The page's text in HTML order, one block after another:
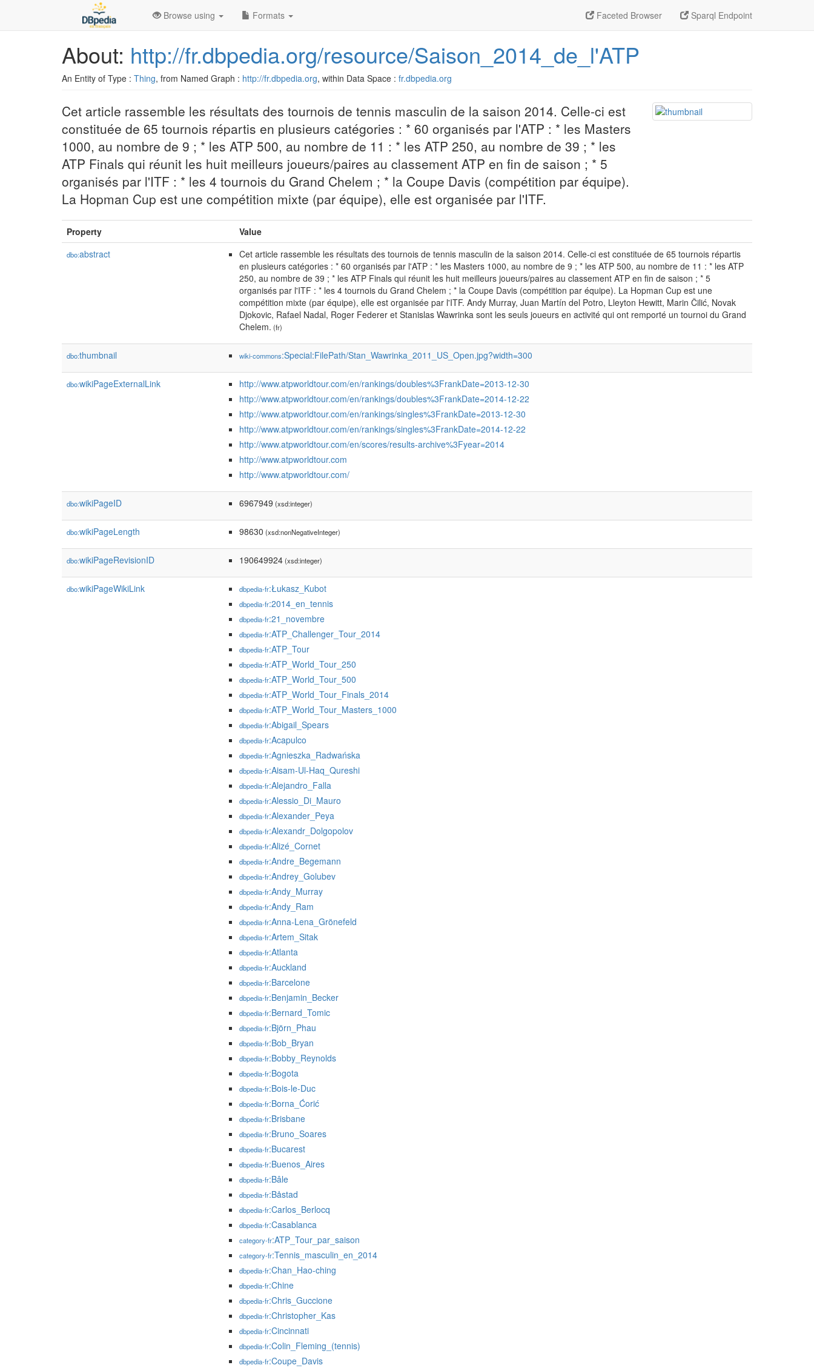
Faceted Browser Sparql Endpoint
Browse using Formats
About: http://fr.dbpedia.org/resource/Saison_2014_de_l'ATP
An Entity of Type : Thing, from Named Graph : http://fr.dbpedia.org, within Data Space : fr.dbpedia.org
Cet article rassemble les résultats des tournois de tennis masculin de la saison 2014. Celle-ci est
constituée de 65 tournois répartis en plusieurs catégories : * 60 organisés par l'ATP : * les Masters
1000, au nombre de 9 ; * les ATP 500, au nombre de 11 : * les ATP 250, au nombre de 39 ; * les
ATP Finals qui réunit les huit meilleurs joueurs/paires au classement ATP en fin de saison ; * 5
organisés par l'ITF : * les 4 tournois du Grand Chelem ; * la Coupe Davis (compétition par équipe).
La Hopman Cup est une compétition mixte (par équipe), elle est organisée par l'ITF.
Property Value
dbo:abstract
Cet article rassemble les résultats des tournois de tennis masculin de la saison 2014. Celle-ci est constituée de 65 tournois répartis
en plusieurs catégories : * 60 organisés par l'ATP : * les Masters 1000, au nombre de 9 ; * les ATP 500, au nombre de 11 : * les ATP
250, au nombre de 39 ; * les ATP Finals qui réunit les huit meilleurs joueurs/paires au classement ATP en fin de saison ; * 5
organisés par l'ITF : * les 4 tournois du Grand Chelem ; * la Coupe Davis (compétition par équipe). La Hopman Cup est une
compétition mixte (par équipe), elle est organisée par l'ITF. Andy Murray, Juan Martín del Potro, Lleyton Hewitt, Marin Čilić, Novak
Djokovic, Rafael Nadal, Roger Federer et Stanislas Wawrinka sont les seuls joueurs en activité qui ont remporté un tournoi du Grand
Chelem. (fr)
dbo:thumbnail wiki-commons:Special:FilePath/Stan_Wawrinka_2011_US_Open.jpg?width=300
dbo:wikiPageExternalLink
http://www.atpworldtour.com/en/rankings/doubles%3FrankDate=2013-12-30
http://www.atpworldtour.com/en/rankings/doubles%3FrankDate=2014-12-22
http://www.atpworldtour.com/en/rankings/singles%3FrankDate=2013-12-30
http://www.atpworldtour.com/en/rankings/singles%3FrankDate=2014-12-22
http://www.atpworldtour.com/en/scores/results-archive%3Fyear=2014
http://www.atpworldtour.com
http://www.atpworldtour.com/
dbo:wikiPageID 6967949 (xsd:integer)
dbo:wikiPageLength 98630 (xsd:nonNegativeInteger)
dbo:wikiPageRevisionID 190649924(xsd:integer)
dbo:wikiPageWikiLink dbpedia-fr:Łukasz_Kubot
dbpedia-fr:2014_en_tennis
dbpedia-fr:21_novembre
dbpedia-fr:ATP_Challenger_Tour_2014
dbpedia-fr:ATP_Tour
dbpedia-fr:ATP_World_Tour_250
dbpedia-fr:ATP_World_Tour_500
dbpedia-fr:ATP_World_Tour_Finals_2014
dbpedia-fr:ATP_World_Tour_Masters_1000
dbpedia-fr:Abigail_Spears
dbpedia-fr:Acapulco
dbpedia-fr:Agnieszka_Radwańska
dbpedia-fr:Aisam-Ul-Haq_Qureshi
dbpedia-fr:Alejandro_Falla
dbpedia-fr:Alessio_Di_Mauro
dbpedia-fr:Alexander_Peya
dbpedia-fr:Alexandr_Dolgopolov
dbpedia-fr:Alizé_Cornet
dbpedia-fr:Andre_Begemann
dbpedia-fr:Andrey_Golubev
dbpedia-fr:Andy_Murray
dbpedia-fr:Andy_Ram
dbpedia-fr:Anna-Lena_Grönefeld
dbpedia-fr:Artem_Sitak
dbpedia-fr:Atlanta
dbpedia-fr:Auckland
dbpedia-fr:Barcelone
dbpedia-fr:Benjamin_Becker
dbpedia-fr:Bernard_Tomic
dbpedia-fr:Björn_Phau
dbpedia-fr:Bob_Bryan
dbpedia-fr:Bobby_Reynolds
dbpedia-fr:Bogota
dbpedia-fr:Bois-le-Duc
dbpedia-fr:Borna_Ćorić
dbpedia-fr:Brisbane
dbpedia-fr:Bruno_Soares
dbpedia-fr:Bucarest
dbpedia-fr:Buenos_Aires
dbpedia-fr:Bâle
dbpedia-fr:Båstad
dbpedia-fr:Carlos_Berlocq
dbpedia-fr:Casablanca
category-fr:ATP_Tour_par_saison
category-fr:Tennis_masculin_en_2014
dbpedia-fr:Chan_Hao-ching
dbpedia-fr:Chine
dbpedia-fr:Chris_Guccione
dbpedia-fr:Christopher_Kas
dbpedia-fr:Cincinnati
dbpedia-fr:Colin_Fleming_(tennis)
dbpedia-fr:Coupe_Davis